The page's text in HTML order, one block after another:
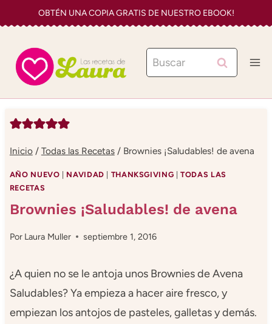
al
contenido
OBTÉN UNA COPIA GRATIS DE NUESTRO EBOOK!
Buscar:
Inicio / Todas las Recetas / Brownies ¡Saludables! de avena
AÑO NUEVO NAVIDAD THANKSGIVING |TODAS LAS
RECETAS
Brownies ¡Saludables! de avena
Por Laura Muller septiembre 1, 2016
¿A quien no se le antoja unos Brownies de Avena
Saludables? Ya empieza a hacer aire fresco, y
empiezan los antojos de pasteles, galletas y demás.